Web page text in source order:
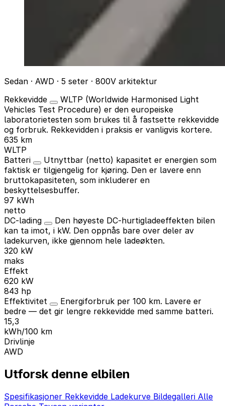
Sedan · AWD · 5 seter · 800V arkitektur
Rekkevidde
WLTP (Worldwide Harmonised Light
Vehicles Test Procedure) er den europeiske
laboratorietesten som brukes til å fastsette rekkevidde
og forbruk. Rekkevidden i praksis er vanligvis kortere.
635 km
WLTP
Batteri
Utnyttbar (netto) kapasitet er energien som
faktisk er tilgjengelig for kjøring. Den er lavere enn
bruttokapasiteten, som inkluderer en
beskyttelsesbuffer.
97 kWh
netto
DC-lading
Den høyeste DC-hurtigladeeffekten bilen
kan ta imot, i kW. Den oppnås bare over deler av
ladekurven, ikke gjennom hele ladeøkten.
320 kW
maks
Effekt
620 kW
843 hp
Effektivitet
Energiforbruk per 100 km. Lavere er
bedre — det gir lengre rekkevidde med samme batteri.
15,3
kWh/100 km
Drivlinje
AWD
Utforsk denne elbilen
Spesifikasjoner Rekkevidde Ladekurve Bildegalleri Alle